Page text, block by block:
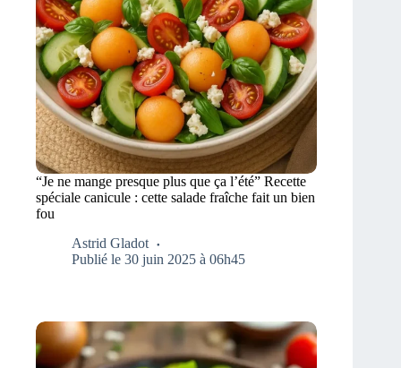
“Je ne mange presque plus que ça l’été” Recette
spéciale canicule : cette salade fraîche fait un bien
fou
Astrid Gladot
Publié le 30 juin 2025 à 06h45